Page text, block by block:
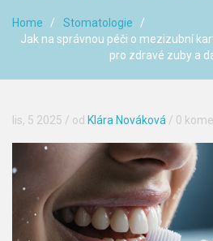
Home
Stomatologie
Jak na správnou péči o mezizubní
pro zdravé zuby a
lis, 5 2025 / od Klára Nováková / 0